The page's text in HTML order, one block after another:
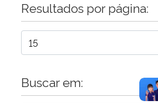
Resultados por página:
Buscar em: